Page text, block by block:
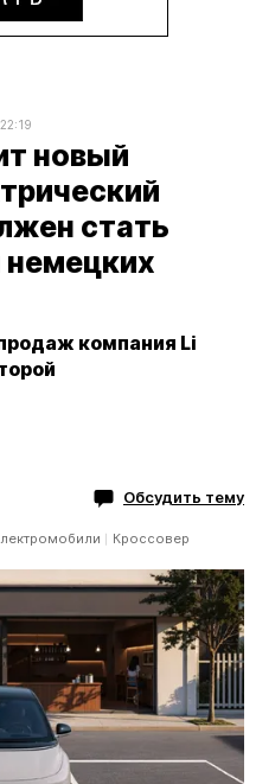
новый
стать
компания Li
Обсудить тему
Кроссовер